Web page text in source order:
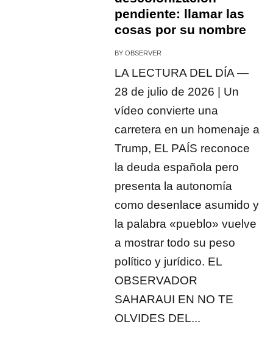
pendiente: llamar las
cosas por su nombre
BYOBSERVER
LA LECTURA DEL DÍA —
28 de julio de 2026 | Un
vídeo convierte una
carretera en un homenaje a
Trump, EL PAÍS reconoce
la deuda española pero
presenta la autonomía
como desenlace asumido y
la palabra «pueblo» vuelve
a mostrar todo su peso
político y jurídico. EL
OBSERVADOR
SAHARAUI EN NO TE
OLVIDES DEL...